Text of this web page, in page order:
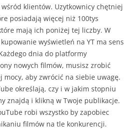
klientów. Uzytkownicy chętniej
posiadają więcej niż 100tys
mają ich poniżej tej liczby. W
wyświetleń na YT ma sens
dnia do platformy
nowych filmów, musisz zrobić
mocy, aby zwrócić na siebie uwagę.
określają, czy i w jakim stopniu
znajdą i klikną w Twoje publikacje.
robi wszystko by zapobiec
filmów na tle konkurencji.